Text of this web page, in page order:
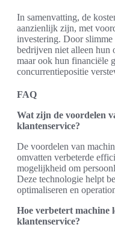
In samenvatting, de
aanzienlijk zijn, met
investering. Door
bedrijven niet alleen hun
maar ook hun financiële
concurrentiepositie
FAQ
Wat zijn de voordelen
klantenservice?
De voordelen van
omvatten verbeterde
mogelijkheid om
Deze technologie helpt
optimaliseren en
Hoe verbetert machine
klantenservice?